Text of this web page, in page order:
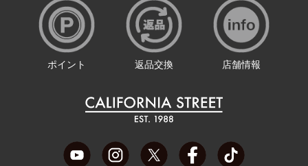
ポイント 返品交換 店舗情報